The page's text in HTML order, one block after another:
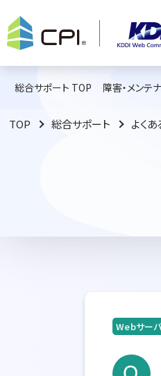
総合サポート TOP 障害・メンテ
TOP 総合サポート よく
Webサー